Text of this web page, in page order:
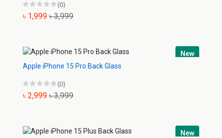
(0)
৳ 1,999 ৳ 3,999
New
Apple iPhone 15 Pro Back Glass
(0)
৳ 2,999 ৳ 3,999
New